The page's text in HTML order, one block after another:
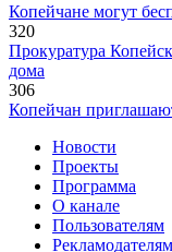
Копейчане могут
320
Прокуратура
дома
306
Копейчан
Новости
Проекты
Программа
О канале
Пользователям
Рекламодателям